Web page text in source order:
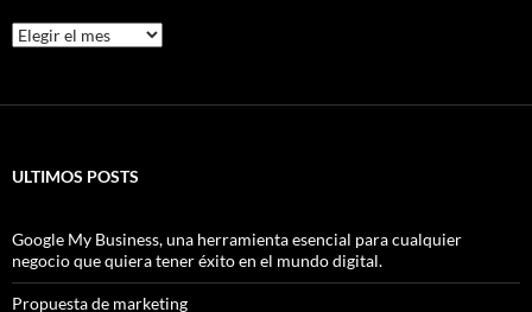
Archivos
ULTIMOS POSTS
Google My Business, una herramienta esencial para cualquier
negocio que quiera tener éxito en el mundo digital.
Propuesta de marketing